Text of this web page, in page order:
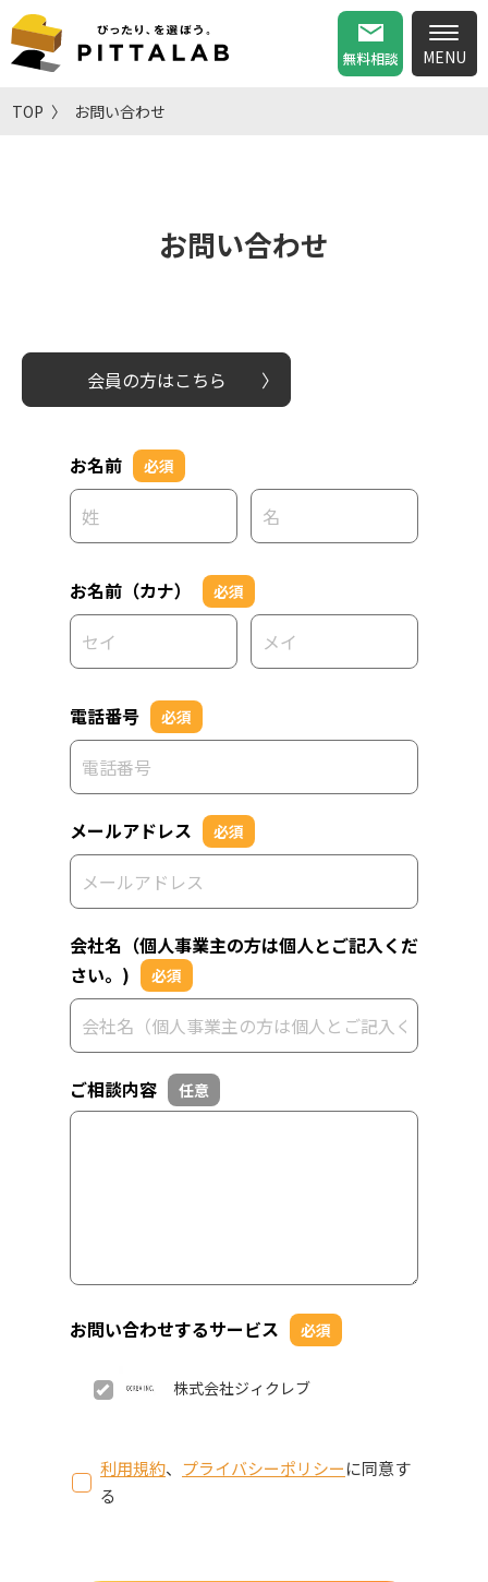
無料相談
TOP お問い合わせ
お問い合わせ
会員の方はこちら
お名前 必須
お名前（カナ） 必須
電話番号 必須
メールアドレス 必須
会社名（個人事業主の方は個人とご記入くだ
さい。)
必須
ご相談内容 任意
お問い合わせするサービス 必須
株式会社ジィクレブ
利用規約、 プライバシーポリシーに同意す
る